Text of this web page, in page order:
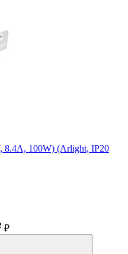
8.4A, 100W) (Arlight, IP20
₽